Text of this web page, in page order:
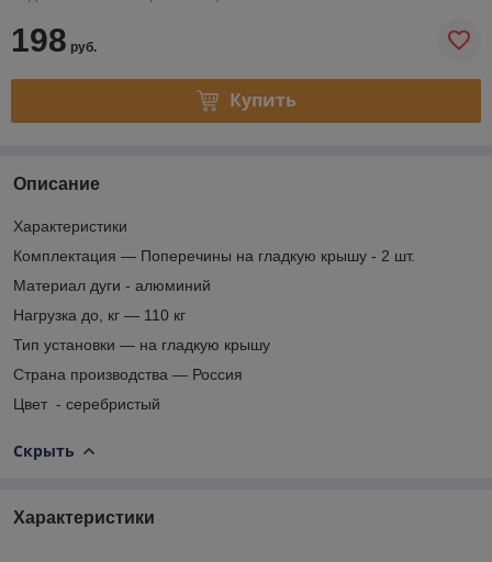
198 руб.
Купить
Описание
Характеристики
Комплектация — Поперечины на гладкую крышу - 2 шт.
Материал дуги - алюминий
Нагрузка до, кг — 110 кг
Тип установки — на гладкую крышу
Страна производства — Россия
Цвет - серебристый
Скрыть
Характеристики